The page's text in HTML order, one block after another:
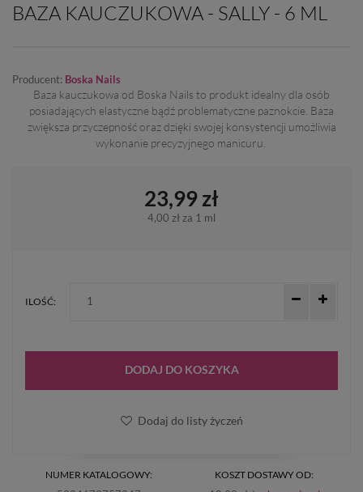
BAZA KAUCZUKOWA - SALLY - 6 ML
Producent: Boska Nails
Baza kauczukowa od Boska Nails to produkt idealny dla osób
posiadających elastyczne bądź problematyczne paznokcie. Baza
zwiększa przyczepność oraz dzięki swojej konsystencji umożliwia
wykonanie precyzyjnego manicuru.
NUMER KATALOGOWY: KOSZT DOSTAWY OD:
23,99 zł
4,00 złza 1 ml
ILOŚĆ:
DODAJ DO KOSZYKA
Dodaj do listy życzeń